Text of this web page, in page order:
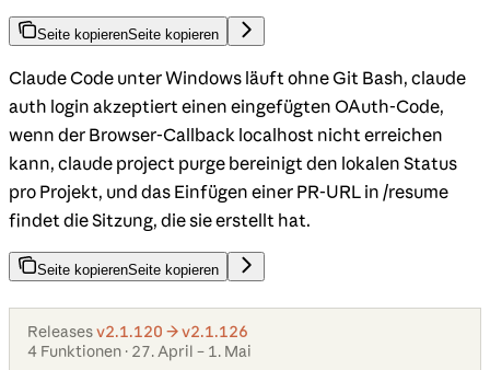
Seite kopierenSeite kopieren
Claude Code unter Windows läuft ohne Git Bash, claude
auth login akzeptiert einen eingefügten OAuth-Code,
wenn der Browser-Callback localhost nicht erreichen
kann, claude project purge bereinigt den lokalen Status
pro Projekt, und das Einfügen einer PR-URL in /resume
findet die Sitzung, die sie erstellt hat.
Seite kopierenSeite kopieren
Releasesv2.1.120 → v2.1.126
4 Funktionen · 27. April – 1. Mai